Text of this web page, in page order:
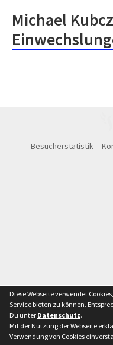
Michael
Besucherstatistik
Diese Webseite verwendet
Service bieten zu können.
Du unter Datenschutz.
Mit der Nutzung der Webseite
Verwendung von Cookies